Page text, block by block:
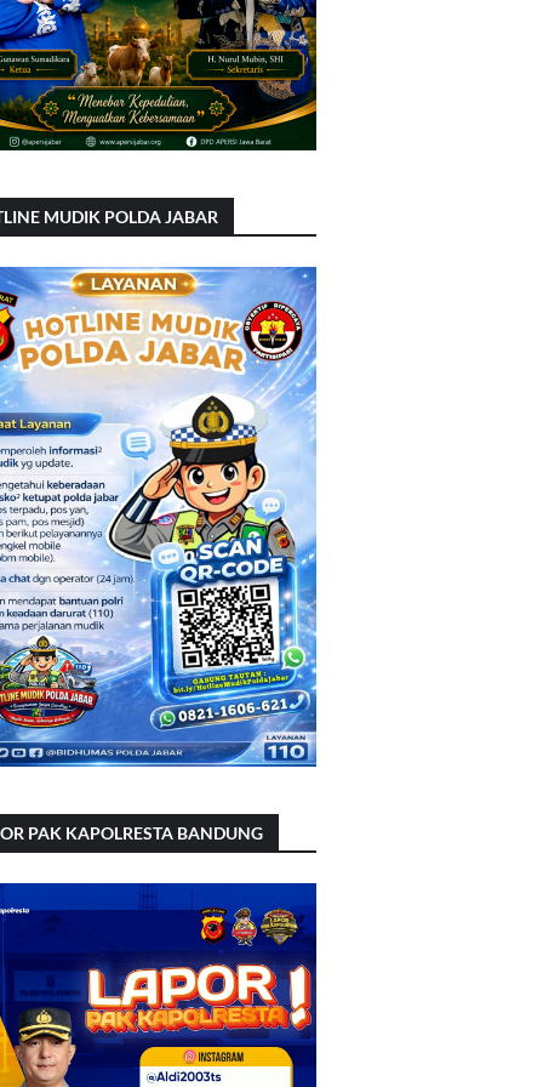
MUDIK POLDA JABAR
PAK KAPOLRESTA BANDUNG